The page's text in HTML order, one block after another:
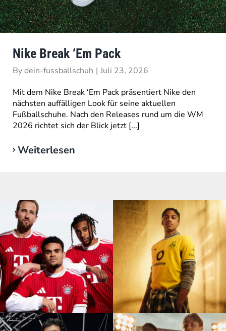
Nike Break ‘Em Pack
Bydein-fussballschuh | Juli 23, 2026
Mit dem Nike Break ‘Em Pack präsentiert Nike den
nächsten auffälligen Look für seine aktuellen
Fußballschuhe. Nach den Releases rund um die WM
2026 richtet sich der Blick jetzt [...]
Weiterlesen